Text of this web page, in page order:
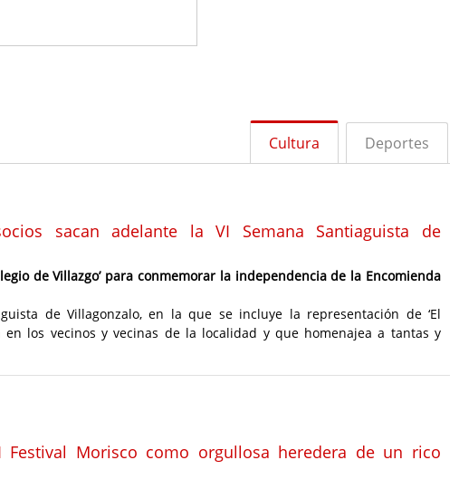
Cultura Deportes
sacan adelante la VI Semana Santiaguista de
de Villazgo’ para conmemorar la independencia de la Encomienda
de Villagonzalo, en la que se incluye la representación de ‘El
en los vecinos y vecinas de la localidad y que homenajea a tantas y
Morisco como orgullosa heredera de un rico